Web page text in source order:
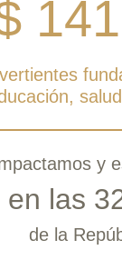
y
en las
de la